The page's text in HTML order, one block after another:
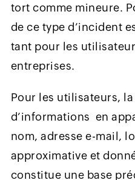
tort comme mineure.
de ce type d’incident
tant pour les
entreprises.
Pour les utilisateurs,
d’informations en
nom, adresse e-mail,
approximative et
constitue une base